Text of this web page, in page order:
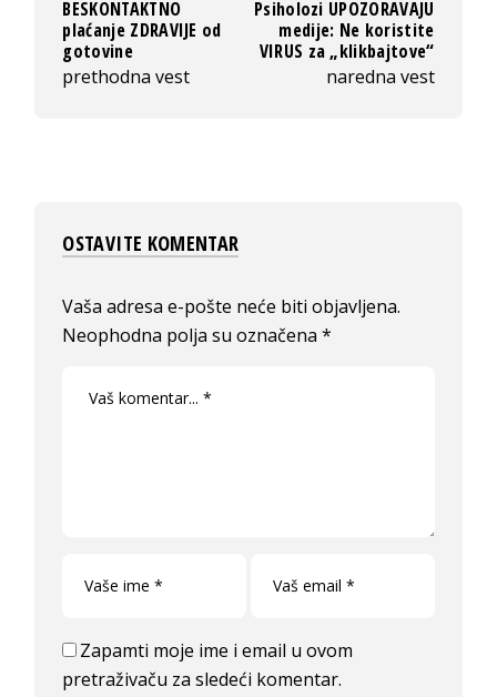
BESKONTAKTNO
plaćanje ZDRAVIJE od
gotovine
prethodna vest
Psiholozi UPOZORAVAJU
medije: Ne koristite
VIRUS za „klikbajtove“
naredna vest
OSTAVITE KOMENTAR
Vaša adresa e-pošte neće biti objavljena.
Neophodna polja su označena*
Zapamti moje ime i email u ovom
pretraživaču za sledeći komentar.